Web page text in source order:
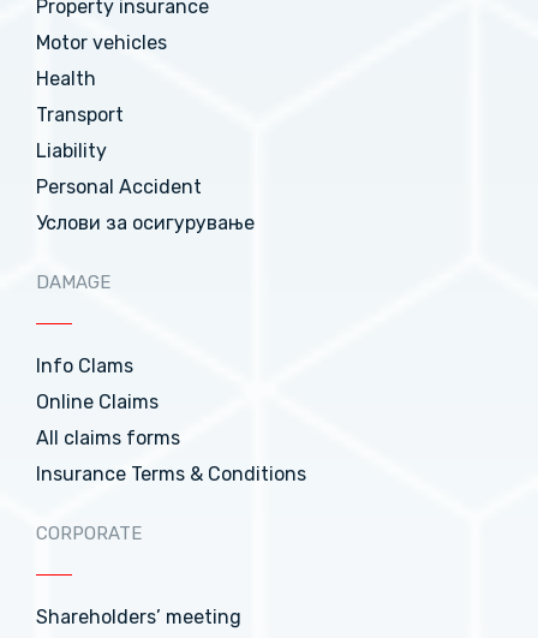
Property insurance
Motor vehicles
Health
Transport
Liability
Personal Accident
Услови за осигурување
DAMAGE
Info Clams
Online Claims
All claims forms
Insurance Terms & Conditions
CORPORATE
Shareholders’ meeting